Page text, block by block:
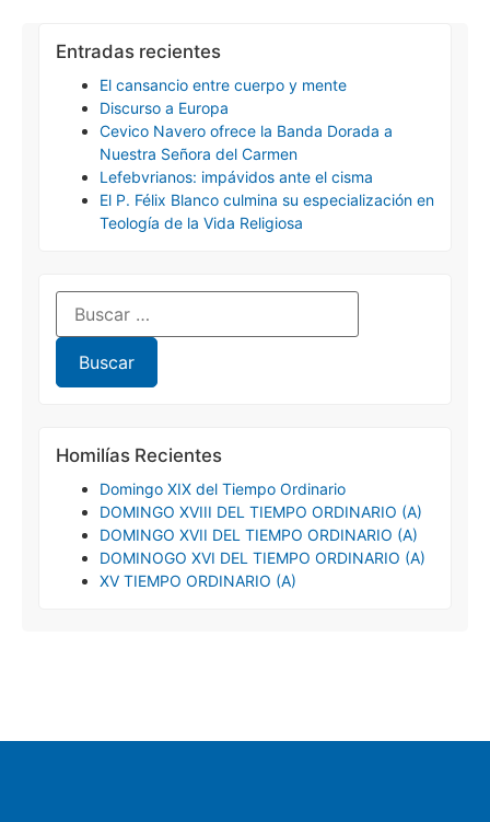
Entradas recientes
El cansancio entre cuerpo y mente
Discurso a Europa
Cevico Navero ofrece la Banda Dorada a
Nuestra Señora del Carmen
Lefebvrianos: impávidos ante el cisma
El P. Félix Blanco culmina su especialización en
Teología de la Vida Religiosa
Homilías Recientes
Domingo XIX del Tiempo Ordinario
DOMINGO XVIII DEL TIEMPO ORDINARIO (A)
DOMINGO XVII DEL TIEMPO ORDINARIO (A)
DOMINOGO XVI DEL TIEMPO ORDINARIO (A)
XV TIEMPO ORDINARIO (A)